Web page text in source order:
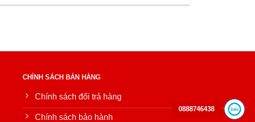
CHÍNH SÁCH BÁN HÀNG
Chính sách đổi trả hàng
Chính sách bảo hành
0888746438